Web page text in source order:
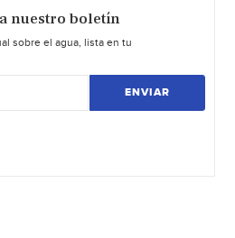
nuestro boletín
sobre el agua, lista en tu
ENVIAR